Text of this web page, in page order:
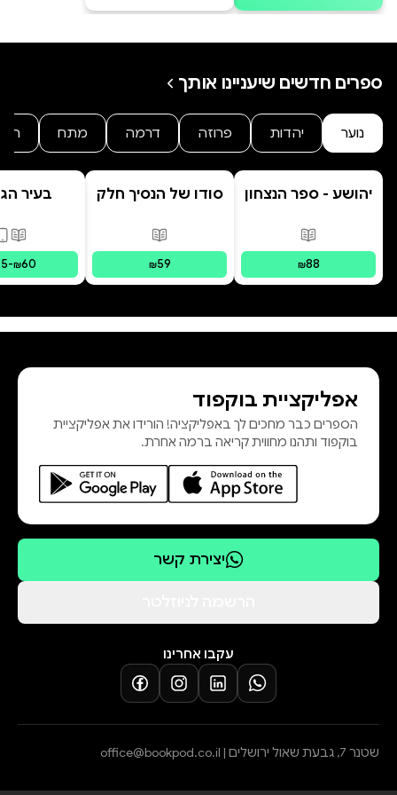
ספרים חדשים שיעניינו אותך
נוער יהדות פרוזה דרמה מתח
יהושע - ספר הנצחון
פורמטים זמינים מודפס
₪88
סודו של הנסיך חלק
הנסתר
פורמטים זמינים
מודפס
₪59
בעיר
-₪60
אפליקציית בוקפוד
הספרים כבר מחכים לך באפליקציה! הורידו את אפליקציית
בוקפוד ותהנו מחווית קריאה ברמה אחרת.
יצירת קשר
עקבו אחרינו
שטנר 7, גבעת שאול ירושלים | office@bookpod.co.il